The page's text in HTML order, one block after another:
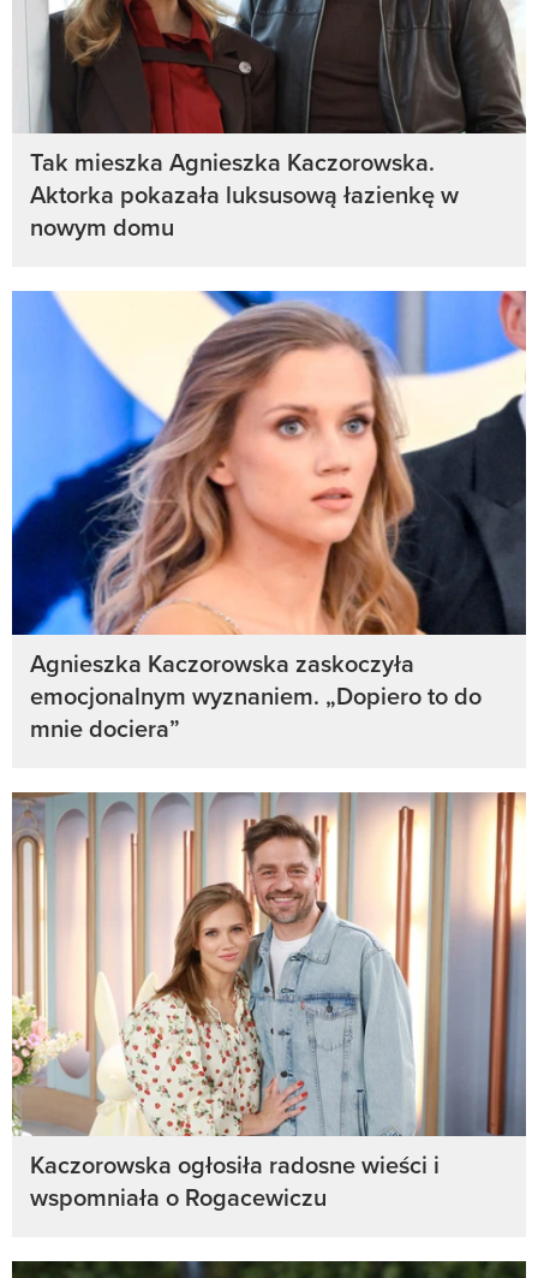
Tak mieszka Agnieszka Kaczorowska.
Aktorka pokazała luksusową łazienkę w
nowym domu
Agnieszka Kaczorowska zaskoczyła
emocjonalnym wyznaniem. „Dopiero to do
mnie dociera”
Kaczorowska ogłosiła radosne wieści i
wspomniała o Rogacewiczu